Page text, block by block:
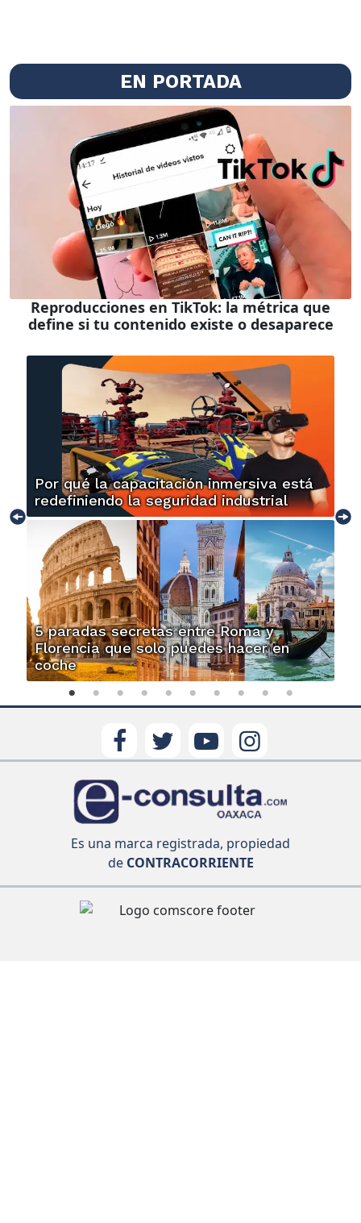
EN PORTADA
Reproducciones en TikTok: la métrica que
define si tu contenido existe o desaparece
Por qué la capacitación inmersiva está
redefiniendo la seguridad industrial
5 paradas secretas entre Roma y
Florencia que solo puedes hacer en
coche
Es una marca registrada, propiedad
deCONTRACORRIENTE